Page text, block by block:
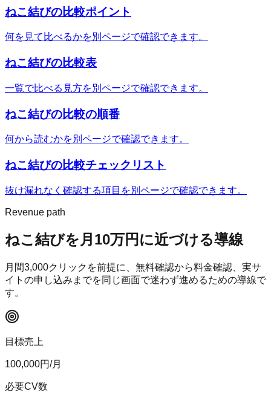
ねこ結びの比較ポイント
何を見て比べるかを別ページで確認できます。
ねこ結びの比較表
一覧で比べる見方を別ページで確認できます。
ねこ結びの比較の順番
何から読むかを別ページで確認できます。
ねこ結びの比較チェックリスト
抜け漏れなく確認する項目を別ページで確認できます。
Revenue path
ねこ結びを月10万円に近づける導線
月間3,000クリックを前提に、無料確認から料金確認、実サ
イトの申し込みまでを同じ画面で迷わず進めるための導線で
す。
目標売上
100,000円/月
必要CV数